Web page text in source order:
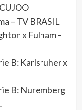
– TV BRASIL
x Fulham –
B: Karlsruher x
B: Nuremberg